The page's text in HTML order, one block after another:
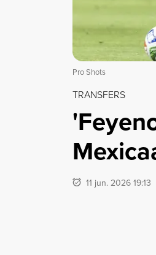
Pro Shots
TRANSFERS
11 jun. 2026 19:13